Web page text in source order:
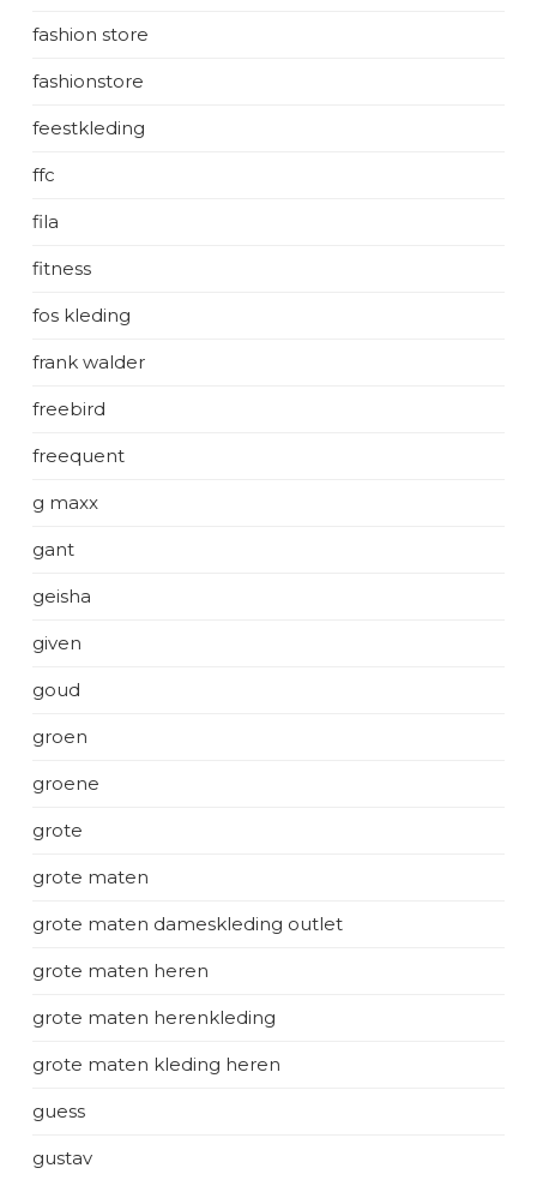
fashion store
fashionstore
feestkleding
ffc
fila
fitness
fos kleding
frank walder
freebird
freequent
g maxx
gant
geisha
given
goud
groen
groene
grote
grote maten
grote maten dameskleding outlet
grote maten heren
grote maten herenkleding
grote maten kleding heren
guess
gustav